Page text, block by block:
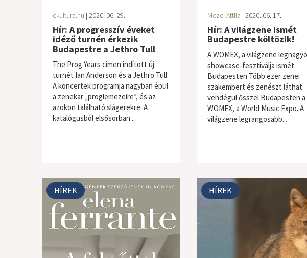
ekultura.hu | 2020. 06. 29.
Hír: A progresszív éveket
idéző turnén érkezik
Budapestre a Jethro Tull
The Prog Years címen indított új
turnét Ian Anderson és a Jethro Tull.
A koncertek programja nagyban épül
a zenekar „proglemezeire”, és az
azokon található slágerekre. A
katalógusból elsősorban...
Mezei Attila | 2020. 06. 17.
Hír: A világzene ismét
Budapestre költözik!
A WOMEX, a világzene
showcase-fesztiválja ismét
Budapesten Több ezer zenei
szakembert és zenészt láthat
vendégül ősszel Budapesten a
WOMEX, a World Music Expo. A
világzene legrangosabb...
HÍREK HÍREK